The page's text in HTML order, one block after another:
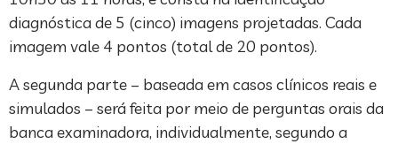
diagnóstica de 5 (cinco) imagens projetadas. Cada
imagem vale 4 pontos (total de 20 pontos).
A segunda parte – baseada em casos clínicos reais e
simulados – será feita por meio de perguntas orais da
banca examinadora, individualmente, segundo a